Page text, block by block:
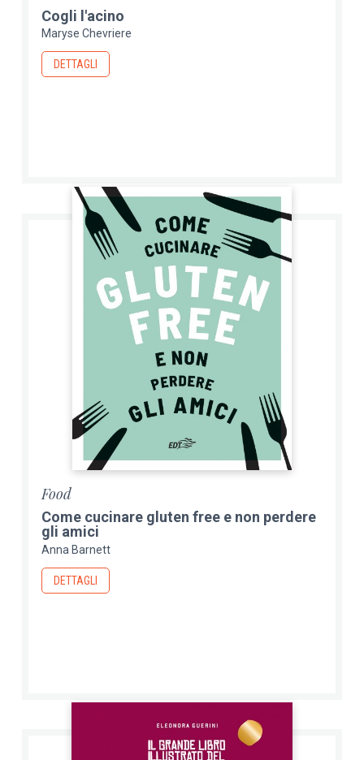
Cogli l'acino
Maryse Chevriere
DETTAGLI
Food
Come cucinare gluten free e non perdere
gli amici
Anna Barnett
DETTAGLI